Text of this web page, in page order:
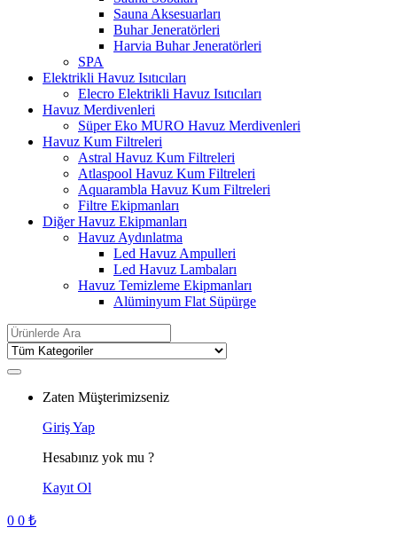
Sauna Aksesuarları
Buhar Jeneratörleri
Harvia Buhar Jeneratörleri
SPA
Elektrikli Havuz Isıtıcıları
Elecro Elektrikli Havuz Isıtıcıları
Havuz Merdivenleri
Süper Eko MURO Havuz Merdivenleri
Havuz Kum Filtreleri
Astral Havuz Kum Filtreleri
Atlaspool Havuz Kum Filtreleri
Aquarambla Havuz Kum Filtreleri
Filtre Ekipmanları
Diğer Havuz Ekipmanları
Havuz Aydınlatma
Led Havuz Ampulleri
Led Havuz Lambaları
Havuz Temizleme Ekipmanları
Alüminyum Flat Süpürge
Search
for:
Zaten Müşterimizseniz
Giriş Yap
Hesabınız yok mu ?
Kayıt Ol
0 0 ₺